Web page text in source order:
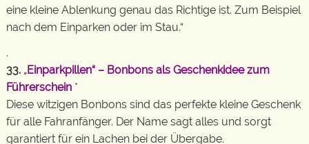
eine kleine Ablenkung genau das Richtige ist. Zum Beispiel
nach dem Einparken oder im Stau.“
.
33. „Einparkpillen“ – Bonbons als Geschenkidee zum
Führerschein *
Diese witzigen Bonbons sind das perfekte kleine Geschenk
für alle Fahranfänger. Der Name sagt alles und sorgt
garantiert für ein Lachen bei der Übergabe.